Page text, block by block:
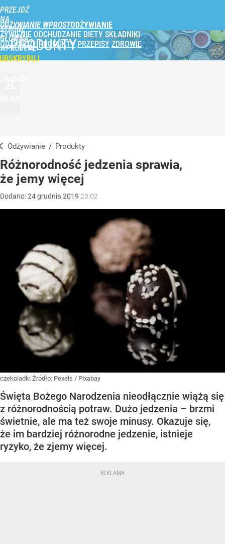
PRZEJDŹ
NA
STRONĘ
GŁÓWNĄ
WPROST.PL
ODŻYWIANIE WPROST
ŻYWIENIE ODCHUDZANIE DIETY SKŁADNIKI
ODŻYWCZE PRODUKTY PRZEPISY ZDROWIE
PRODUKTY
Odżywianie / Produkty
Różnorodność jedzenia sprawia,
że jemy więcej
Dodano:24grudnia 2019 20:02
czekoladki Źródło: Pexels / Pixabay
Święta Bożego Narodzenia nieodłącznie wiążą się
z różnorodnością potraw. Dużo jedzenia – brzmi
świetnie, ale ma też swoje minusy. Okazuje się,
że im bardziej różnorodne jedzenie, istnieje
ryzyko, że zjemy więcej.